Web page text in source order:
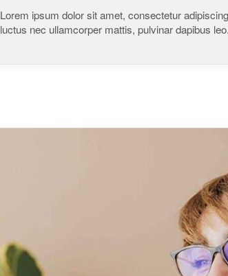
Lorem ipsum dolor sit amet, consectetur
luctus nec ullamcorper mattis, pulvinar dapibus leo.